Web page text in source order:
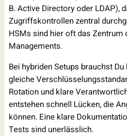
B. Active Directory oder LDAP),
Zugriffskontrollen zentral
HSMs sind hier oft das Zentrum
Managements.
Bei hybriden Setups brauchst
gleiche
Rotation und klare
entstehen schnell Lücken, die
können. Eine klare
Tests sind unerlässlich.